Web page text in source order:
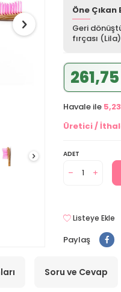
Öne
Geri
fırçası (Lila)
Havale ile 5,23
Üretici /
ADET
Listeye Ekle
Paylaş
Soru ve Cevap